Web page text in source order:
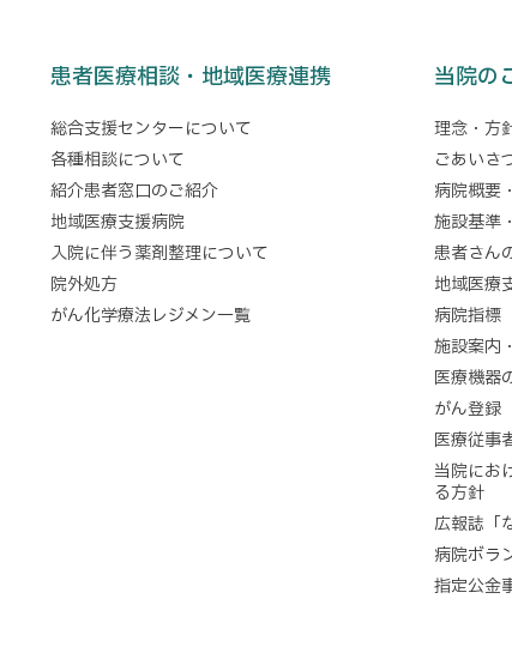
患者医療相談・地域医療連携
総合支援センターについて
各種相談について
紹介患者窓口のご紹介
地域医療支援病院
入院に伴う薬剤整理について
院外処方
がん化学療法レジメン一覧
当院の
理念・方
ごあいさ
病院概要
施設基準
患者さん
地域医療
病院指標
施設案内
医療機器
がん登録
医療従事
当院にお
る方針
広報誌「
病院ボラ
指定公金